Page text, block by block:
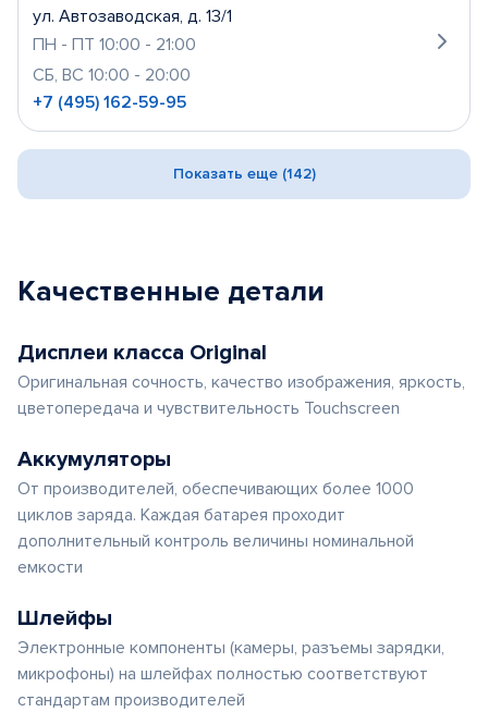
ул. Автозаводская, д. 13/1
ПН - ПТ 10:00 - 21:00
СБ, ВС 10:00 - 20:00
+7 (495) 162-59-95
Показать еще (142)
Качественные детали
Дисплеи класса Original
Оригинальная сочность, качество изображения, яркость,
цветопередача и чувствительность Touchscreen
Аккумуляторы
От производителей, обеспечивающих более 1000
циклов заряда. Каждая батарея проходит
дополнительный контроль величины номинальной
емкости
Шлейфы
Электронные компоненты (камеры, разъемы зарядки,
микрофоны) на шлейфах полностью соответствуют
стандартам производителей